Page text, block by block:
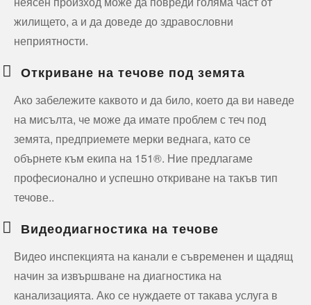
жилището, а и да доведе до здравословни
неприятности.
Откриване на течове под земята
Ако забележите каквото и да било, което да ви наведе
на мисълта, че може да имате проблем с теч под
земята, предприемете мерки веднага, като се
обърнете към екипа на 151®. Ние предлагаме
професионално и успешно откриване на такъв тип
течове..
Видеодиагностика на течове
Видео инспекцията на канали е съвременен и щадящ
начин за извършване на диагностика на
канализацията. Ако се нуждаете от такава услуга в